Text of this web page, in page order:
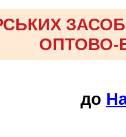
ОПТОВО-
до